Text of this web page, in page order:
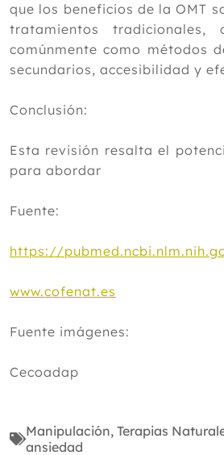
que los beneficios de la OMT
tratamientos
comúnmente como métodos
secundarios, accesibilidad y
Conclusión:
Esta revisión resalta el
para abordar
Fuente:
https://
www.cofenat.es
Fuente imágenes:
Cecoadap
Manipulación, Terapias
ansiedad